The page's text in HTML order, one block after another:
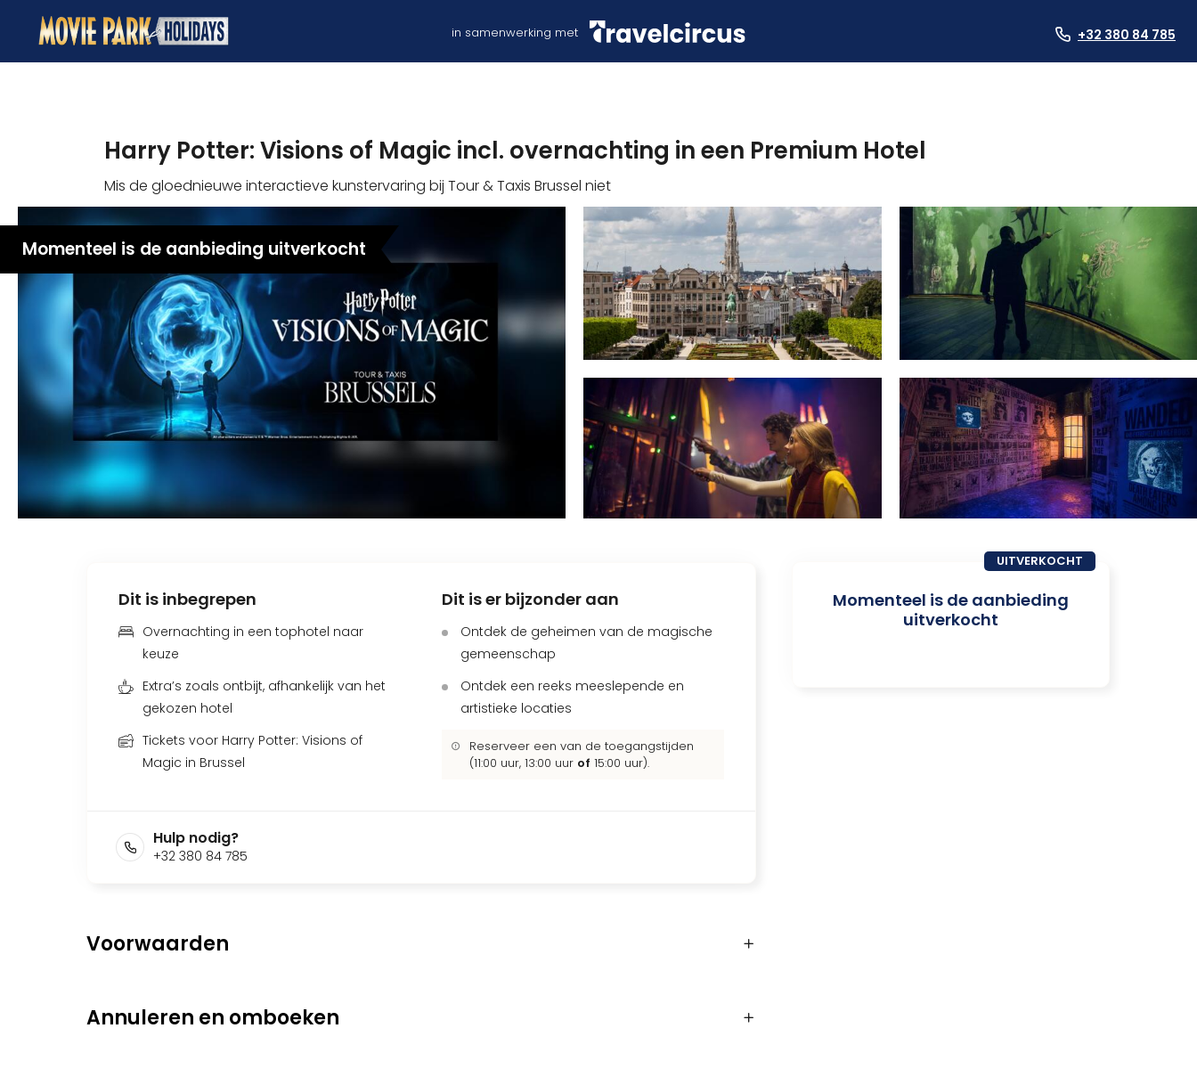
in samenwerking met +32 380 84 785
Harry Potter: Visions of Magic incl. overnachting in een Premium Hotel
Mis de gloednieuwe interactieve kunstervaring bij Tour & Taxis Brussel niet
Momenteel is de aanbieding uitverkocht
UITVERKOCHT
Momenteel is de aanbieding
uitverkocht
Dit is inbegrepen
Overnachting in een tophotel naar
keuze
Extra’s zoals ontbijt, afhankelijk van het
gekozen hotel
Tickets voor Harry Potter: Visions of
Magic in Brussel
Dit is er bijzonder aan
Ontdek de geheimen van de magische
gemeenschap
Ontdek een reeks meeslepende en
artistieke locaties
Reserveer een van de toegangstijden
(11:00 uur, 13:00 uur of 15:00 uur).
Hulp nodig?
+32 380 84 785
Voorwaarden
Annuleren en omboeken